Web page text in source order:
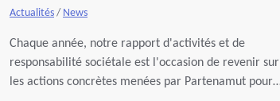
Actualités / News
Chaque année, notre rapport d'activités et de
responsabilité sociétale est l'occasion de revenir sur
les actions concrètes menées par Partenamut pour